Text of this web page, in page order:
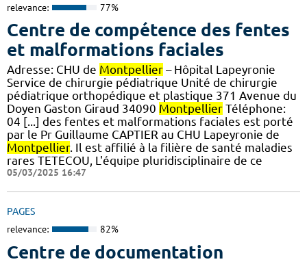
relevance: 77%
Centre de compétence des fentes
et malformations faciales
Adresse: CHU de Montpellier – Hôpital Lapeyronie
Service de chirurgie pédiatrique Unité de chirurgie
pédiatrique orthopédique et plastique 371 Avenue du
Doyen Gaston Giraud 34090 Montpellier Téléphone:
04 [...] des fentes et malformations faciales est porté
par le Pr Guillaume CAPTIER au CHU Lapeyronie de
Montpellier. Il est affilié à la filière de santé maladies
rares TETECOU, L'équipe pluridisciplinaire de ce
05/03/2025 16:47
PAGES
relevance: 82%
Centre de documentation